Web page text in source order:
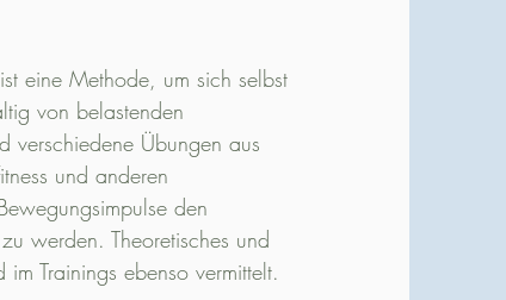
eine Methode, um sich selbst
von belastenden
verschiedene Übungen aus
und anderen
den
werden. Theoretisches und
Trainings ebenso vermittelt.